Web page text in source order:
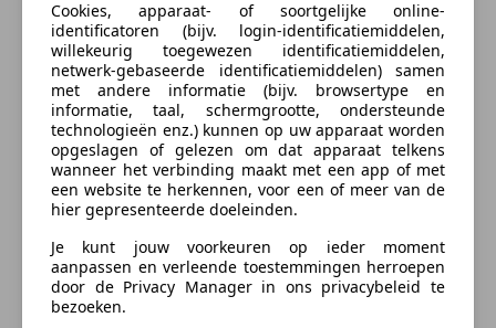
Airbag passagier
Alarm
Bi-Xenon koplampen
Centrale deurvergrendeling met afstandsbediening
Centrale vergrendeling
Electronic Stability Program
Emergency Brake Assist
Hoofd airbag
Mistlampen
Startonderbreker
Stuurbekrachtiging
Traction control
- Parkeersensoren achter
- Regensensor
- Elektrisch inklapbare buitenspiegels
- Moderne 6-traps automaat
- Metallic lak
- 7 zitplaatsen
Met z'n frisse lakkleur, kraakheldere koplampen en
stoere uitstraling kun je prima komen voorrijden in
deze Zweedse SUV. Nu deze XC90 de leeftijd van 15
jaar heeft bereikt kan de zakelijke rijder profiteren
Bereken uw zakelijke lease!
Nu zakelijk leasen vanaf€ 350,- p/m
Vraag offerte aan
Verzekering
Cookies, apparaat- of soortgelijke online-
identificatoren (bijv. login-identificatiemiddelen,
willekeurig toegewezen identificatiemiddelen,
netwerk-gebaseerde identificatiemiddelen) samen
met andere informatie (bijv. browsertype en
informatie, taal, schermgrootte, ondersteunde
technologieën enz.) kunnen op uw apparaat worden
opgeslagen of gelezen om dat apparaat telkens
wanneer het verbinding maakt met een app of met
een website te herkennen, voor een of meer van de
hier gepresenteerde doeleinden.
Je kunt jouw voorkeuren op ieder moment
aanpassen en verleende toestemmingen herroepen
door de Privacy Manager in ons privacybeleid te
bezoeken.